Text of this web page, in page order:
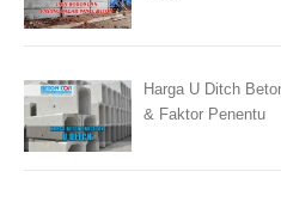
Harga U Ditch
& Faktor Penentu